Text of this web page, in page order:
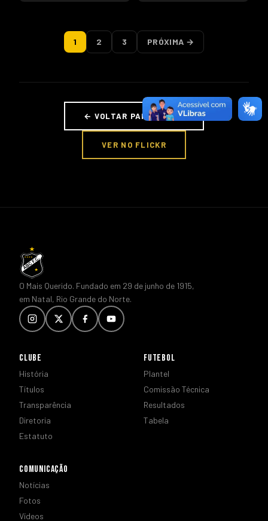
1 2 3 PRÓXIMA →
← VOLTAR PARA FOTOS
VER NO FLICKR
O Mais Querido. Fundado em 29 de junho de 1915,
em Natal, Rio Grande do Norte.
CLUBE
História
Títulos
Transparência
Diretoria
Estatuto
FUTEBOL
Plantel
Comissão Técnica
Resultados
Tabela
COMUNICAÇÃO
Notícias
Fotos
Vídeos